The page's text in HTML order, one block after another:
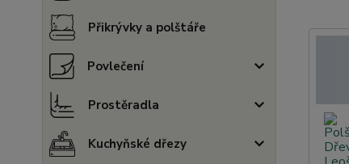
Přikrývky a polštáře
Povlečení
Prostěradla
Kuchyňské dřezy